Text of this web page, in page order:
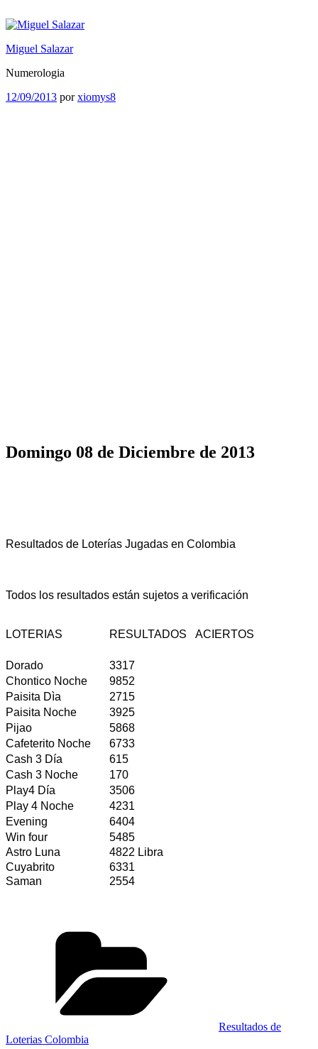
al
Miguel Salazar
Numerologia
Publicado
12/09/2013 porxiomys8
Domingo 08 de Diciembre de 2013
Resultados de Loterías Jugadas en Colombia
Todos los resultados están sujetos a verificación
LOTERIAS RESULTADOS ACIERTOS
Dorado
3317
Chontico Noche
9852
Paisita Dìa
2715
Paisita Noche
3925
Pijao
5868
Cafeterito Noche
6733
Cash 3 Día
615
Cash 3 Noche
170
Play4 Día
3506
Play 4 Noche
4231
Evening
6404
Win four
5485
Astro Luna
4822 Libra
Cuyabrito
6331
Saman
2554
Resultados de
Loterias Colombia